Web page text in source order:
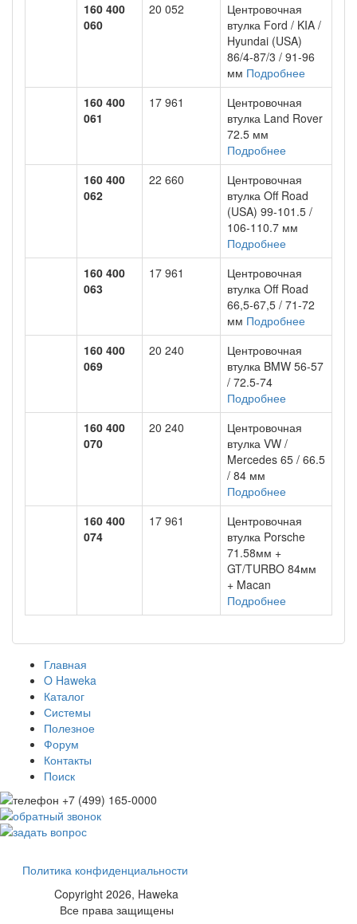
160 400
060
20 052
Центровочная
втулка Ford / KIA /
Hyundai (USA)
86/4-87/3 / 91-96
мм Подробнее
160 400
061
17 961
Центровочная
втулка Land Rover
72.5 мм
Подробнее
160 400
062
22 660
Центровочная
втулка Off Road
(USA) 99-101.5 /
106-110.7 мм
Подробнее
160 400
063
17 961
Центровочная
втулка Off Road
66,5-67,5 / 71-72
мм Подробнее
160 400
069
20 240
Центровочная
втулка BMW 56-57
/ 72.5-74
Подробнее
160 400
070
20 240
Центровочная
втулка VW /
Mercedes 65 / 66.5
/ 84 мм
Подробнее
160 400
074
17 961
Центровочная
втулка Porsche
71.58мм +
GT/TURBO 84мм
+ Macan
Подробнее
Главная
O Haweka
Каталог
Системы
Полезное
Форум
Контакты
Поиск
Политика конфиденциальности
Copyright 2026, Haweka
Все права защищены